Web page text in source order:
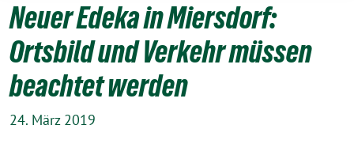
Neuer Edeka in Miersdorf:
Ortsbild und Verkehr müssen
beachtet werden
24. März 2019